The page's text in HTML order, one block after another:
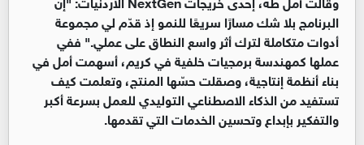
البرنامج بلا شك مسارًا سريعًا للنمو إذ قدّم لي مجموعة
أدوات متكاملة لترك أثر واسع النطاق على عملي." ففي
عملها كمهندسة برمجيات خلفية في كريم، أسهمت أمل في
بناء أنظمة إنتاجية، وصقلت حسّها المنتج، وتعلمت كيف
تستفيد من الذكاء الاصطناعي التوليدي للعمل بسرعة أكبر
والتفكير بإبداع وتحسين الخدمات التي تقدمها.